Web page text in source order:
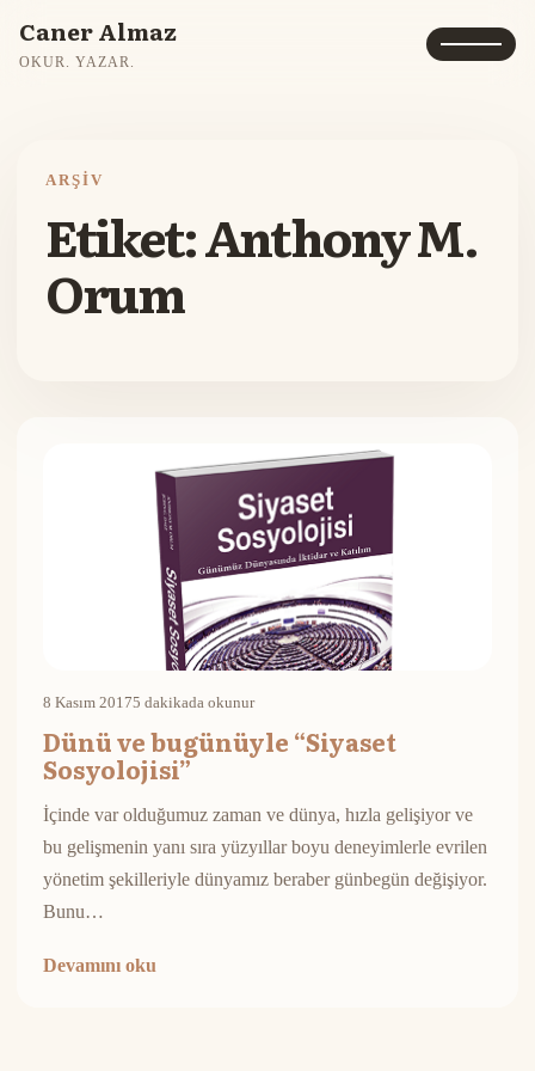
Caner Almaz
OKUR. YAZAR.
ARŞIV
Etiket:Anthony M.
Orum
8 Kasım 20175 dakikada okunur
Dünü ve bugünüyle “Siyaset
Sosyolojisi”
İçinde var olduğumuz zaman ve dünya, hızla gelişiyor ve
bu gelişmenin yanı sıra yüzyıllar boyu deneyimlerle evrilen
yönetim şekilleriyle dünyamız beraber günbegün değişiyor.
Bunu…
Devamını oku